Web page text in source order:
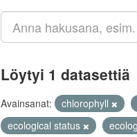
Löytyi 1 datasettiä
Avainsanat: chlorophyll
ecological status